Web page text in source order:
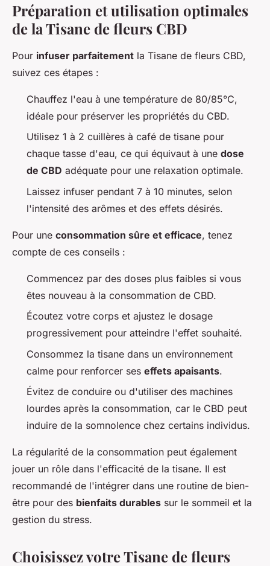
Préparation et utilisation optimales
de la Tisane de fleurs CBD
Pour infuser parfaitement la Tisane de fleurs CBD,
suivez ces étapes :
Chauffez l'eau à une température de 80/85°C,
idéale pour préserver les propriétés du CBD.
Utilisez 1 à 2 cuillères à café de tisane pour
chaque tasse d'eau, ce qui équivaut à une dose
de CBD adéquate pour une relaxation optimale.
Laissez infuser pendant 7 à 10 minutes, selon
l'intensité des arômes et des effets désirés.
Pour une consommation sûre et efficace, tenez
compte de ces conseils :
Commencez par des doses plus faibles si vous
êtes nouveau à la consommation de CBD.
Écoutez votre corps et ajustez le dosage
progressivement pour atteindre l'effet souhaité.
Consommez la tisane dans un environnement
calme pour renforcer ses effets apaisants.
Évitez de conduire ou d'utiliser des machines
lourdes après la consommation, car le CBD peut
induire de la somnolence chez certains individus.
La régularité de la consommation peut également
jouer un rôle dans l'efficacité de la tisane. Il est
recommandé de l'intégrer dans une routine de bien-
être pour des bienfaits durables sur le sommeil et la
gestion du stress.
Choisissez votre Tisane de fleurs